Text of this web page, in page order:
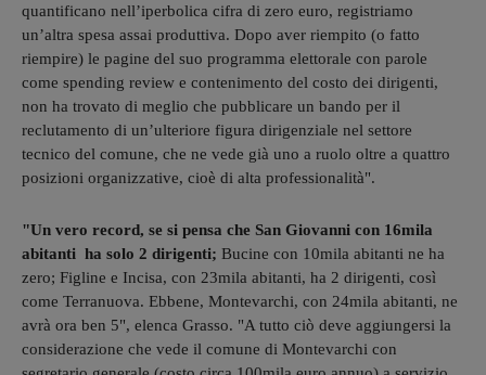
quantificano nell’iperbolica cifra di zero euro, registriamo
un’altra spesa assai produttiva. Dopo aver riempito (o fatto
riempire) le pagine del suo programma elettorale con parole
come spending review e contenimento del costo dei dirigenti,
non ha trovato di meglio che pubblicare un bando per il
reclutamento di un’ulteriore figura dirigenziale nel settore
tecnico del comune, che ne vede già uno a ruolo oltre a quattro
posizioni organizzative, cioè di alta professionalità".
"Un vero record, se si pensa che San Giovanni con 16mila
abitanti ha solo 2 dirigenti; Bucine con 10mila abitanti ne ha
zero; Figline e Incisa, con 23mila abitanti, ha 2 dirigenti, così
come Terranuova. Ebbene, Montevarchi, con 24mila abitanti, ne
avrà ora ben 5", elenca Grasso. "A tutto ciò deve aggiungersi la
considerazione che vede il comune di Montevarchi con